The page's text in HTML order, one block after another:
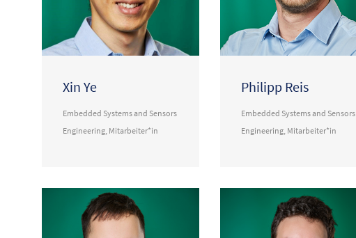
Xin Ye
Embedded Systems and Sensors
Engineering Mitarbeiter*in
Philipp Reis
Embedded Systems and Sensors
Engineering Mitarbeiter*in